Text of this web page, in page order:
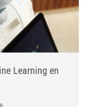
Learning en